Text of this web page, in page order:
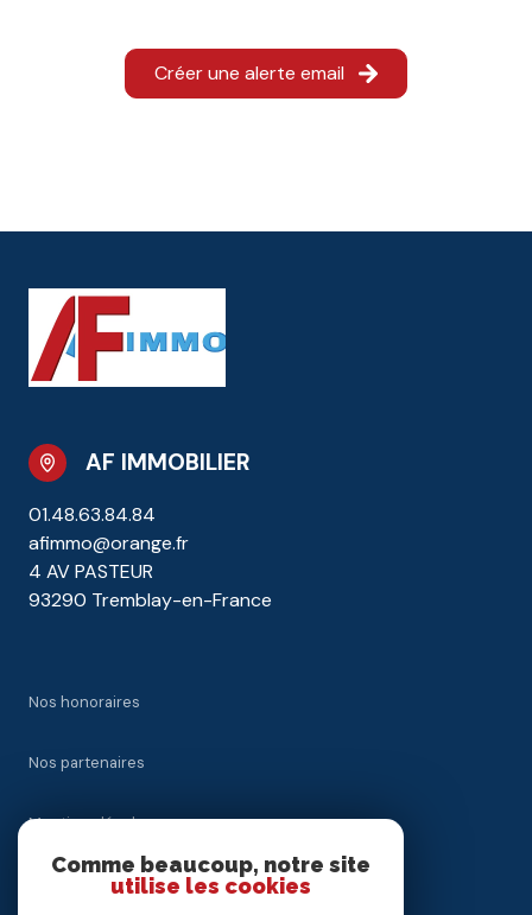
Créer une alerte email
AF IMMOBILIER
01.48.63.84.84
afimmo@orange.fr
4 AV PASTEUR
93290 Tremblay-en-France
Nos honoraires
Nos partenaires
Mentions légales
Comme beaucoup, notre site
utilise les cookies